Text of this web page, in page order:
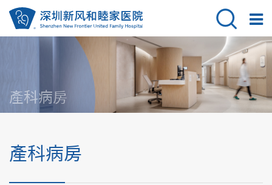
產科病房
產科病房